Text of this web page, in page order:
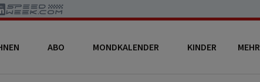
ABO MONDKALENDER KINDER MEHR